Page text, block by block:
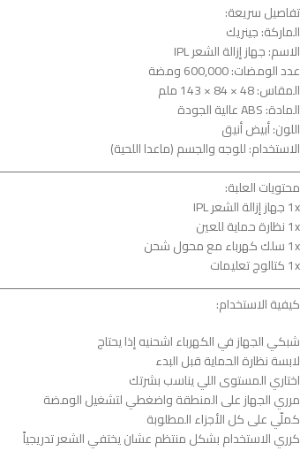
تفاصيل سريعة:
الماركة: جينريك
الاسم: جهاز إزالة الشعر IPL
عدد الومضات: 600,000 ومضة
المقاس: ‎143 × 84 × 48 ملم
المادة: ABS عالية الجودة
اللون: أبيض أنيق
الاستخدام: للوجه والجسم (ماعدا اللحية)
محتويات العلبة:
1x جهاز إزالة الشعر IPL
1x نظارة حماية للعين
1x سلك كهرباء مع محول شحن
1x كتالوج تعليمات
كيفية الاستخدام:
شبكي الجهاز في الكهرباء اشحنيه إذا يحتاج
لابسة نظارة الحماية قبل البدء
اختاري المستوى اللي يناسب بشرتك
مرري الجهاز على المنطقة واضغطي لتشغيل الومضة
كملّي على كل الأجزاء المطلوبة
كرري الاستخدام بشكل منتظم عشان يختفي الشعر تدريجياً